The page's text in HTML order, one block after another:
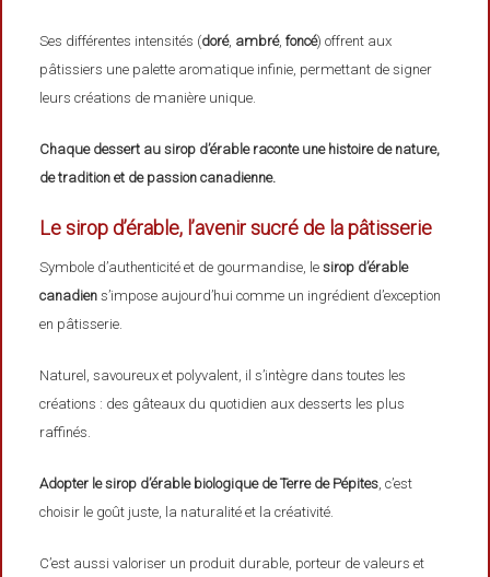
Ses différentes intensités (doré, ambré,foncé) offrent aux
pâtissiers une palette aromatique infinie, permettant de signer
leurs créations de manière unique.
Chaque dessert au sirop d’érable raconte une histoire de nature,
de tradition et de passion canadienne.
Le sirop d’érable, l’avenir sucré de la pâtisserie
Symbole d’authenticité et de gourmandise, lesirop d’érable
canadien s’impose aujourd’hui comme un ingrédient d’exception
en pâtisserie.
Naturel, savoureux et polyvalent, il s’intègre dans toutes les
créations : des gâteaux du quotidien aux desserts les plus
raffinés.
Adopter le sirop d’érable biologique de Terre de Pépites, c’est
choisir le goût juste, la naturalité et la créativité.
C’est aussi valoriser un produit durable, porteur de valeurs et